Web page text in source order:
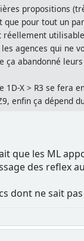
propositions
pour tout un
réellement
agences qui ne
ça abandonné
X > R3 se fera
enfin ça dépend
que les ML
des reflex
dont ne sait